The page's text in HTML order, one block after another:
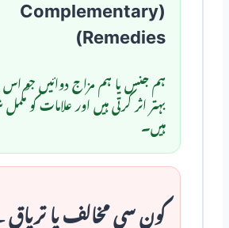
(Complementary
Remedies)
ہم جنس یا ہم مزاج دوائیں جو اس
بہتر اثر کرتی ہیں اور علامات کو
ہیں۔
کون سی مخالف یا